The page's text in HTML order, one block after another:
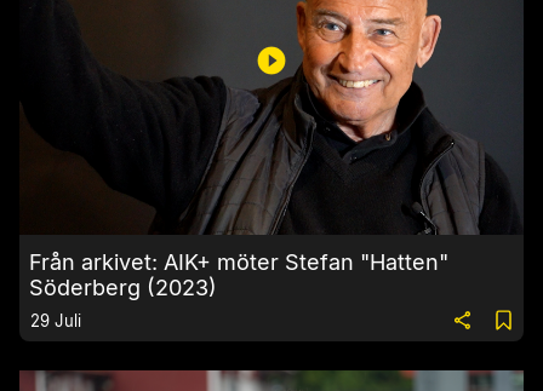
Från arkivet: AIK+ möter Stefan "Hatten"
Söderberg (2023)
29 Juli